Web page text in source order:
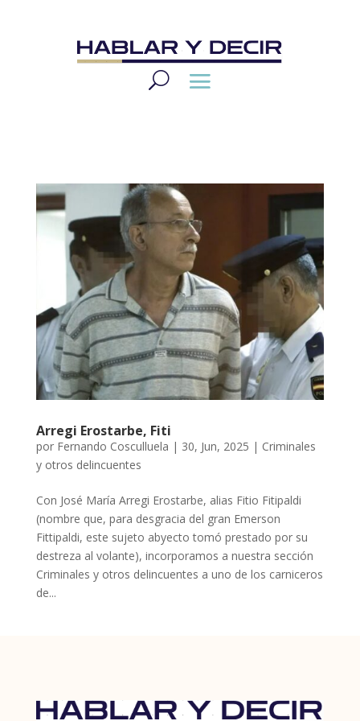
Arregi Erostarbe, Fiti
por Fernando Cosculluela | 30, Jun, 2025 | Criminales
y otros delincuentes
Con José María Arregi Erostarbe, alias Fitio Fitipaldi
(nombre que, para desgracia del gran Emerson
Fittipaldi, este sujeto abyecto tomó prestado por su
destreza al volante), incorporamos a nuestra sección
Criminales y otros delincuentes a uno de los carniceros
de...